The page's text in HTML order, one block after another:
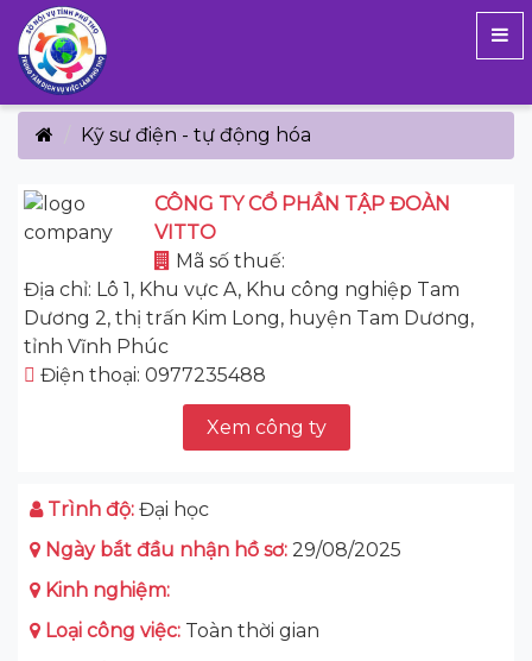
Kỹ sư điện - tự động hóa
CÔNG TY CỔ PHẦN TẬP ĐOÀN
VITTO
Mã số thuế:
Địa chỉ: Lô 1, Khu vực A, Khu công nghiệp Tam
Dương 2, thị trấn Kim Long, huyện Tam Dương,
tỉnh Vĩnh Phúc
Điện thoại: 0977235488
Xem công ty
Trình độ: Đại học
Ngày bắt đầu nhận hồ sơ: 29/08/2025
Kinh nghiệm:
Loại công việc: Toàn thời gian